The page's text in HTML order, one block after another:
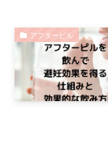
アフターピル